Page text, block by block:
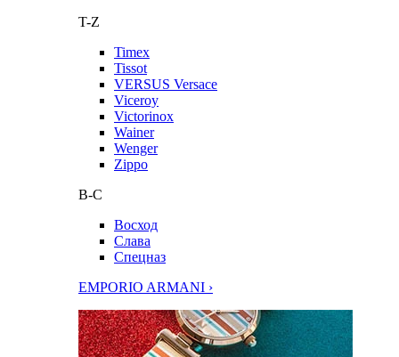
T-Z
Timex
Tissot
VERSUS Versace
Viceroy
Victorinox
Wainer
Wenger
Zippo
В-С
Восход
Слава
Спецназ
EMPORIO ARMANI ›